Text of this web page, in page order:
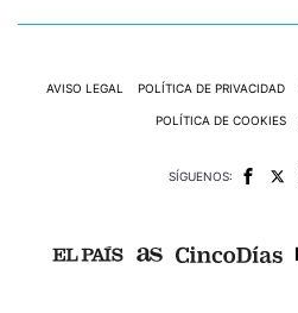
AVISO LEGAL POLÍTICA DE PRIVACIDAD
POLÍTICA DE COOKIES
SÍGUENOS: